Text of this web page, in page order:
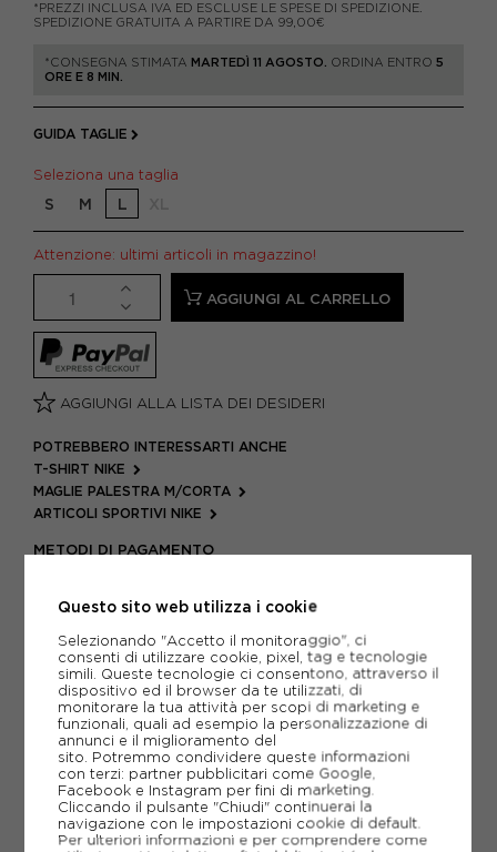
*PREZZI INCLUSA IVA ED ESCLUSE LE SPESE DI SPEDIZIONE.
SPEDIZIONE GRATUITA A PARTIRE DA 99,00€
*CONSEGNA STIMATA MARTEDÌ 11 AGOSTO. ORDINA ENTRO 5
ORE E 8 MIN.
GUIDA TAGLIE
Seleziona una taglia
S M L
Attenzione: ultimi articoli in magazzino!
AGGIUNGI AL CARRELLO
AGGIUNGI ALLA LISTA DEI DESIDERI
POTREBBERO INTERESSARTI ANCHE
T-SHIRT NIKE
MAGLIE PALESTRA M/CORTA
ARTICOLI SPORTIVI NIKE
METODI DI PAGAMENTO
PIÙ INFORMAZIONI
SCHEDA TECNICA
GUIDA ALLE TAGLIE
CONSIGLIATI DA NOI
Questo sito web utilizza i cookie
Selezionando "Accetto il monitoraggio", ci
consenti di utilizzare cookie, pixel, tag e tecnologie
simili. Queste tecnologie ci consentono, attraverso il
dispositivo ed il browser da te utilizzati, di
monitorare la tua attività per scopi di marketing e
funzionali, quali ad esempio la personalizzazione di
annunci e il miglioramento del
sito. Potremmo condividere queste informazioni
con terzi: partner pubblicitari come Google,
Facebook e Instagram per fini di marketing.
Cliccando il pulsante "Chiudi" continuerai la
navigazione con le impostazioni cookie di default.
Per ulteriori informazioni e per comprendere come